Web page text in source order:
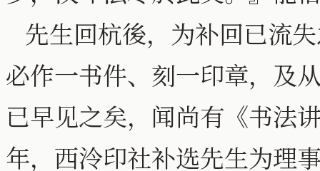
先生回杭後，为补回已流
必作一书件、刻一印章，及
已早见之矣，闻尚有《书法
年，西泠印社补选先生为理